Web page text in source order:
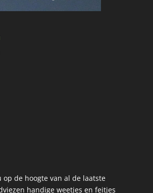
op de hoogte van al de laatste
handige weetjes en feitjes